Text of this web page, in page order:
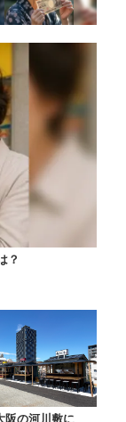
？
阪の河川敷に